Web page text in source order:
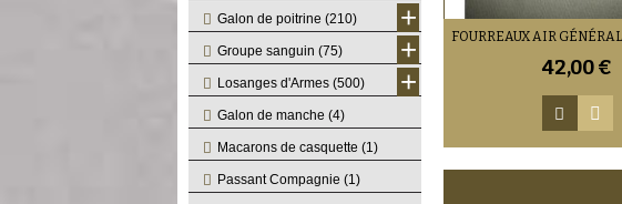
Galon de poitrine (210) +
Groupe sanguin (75) +
Losanges d'Armes (500) +
Galon de manche (4)
Macarons de casquette (1)
Passant Compagnie (1)
42,00 €